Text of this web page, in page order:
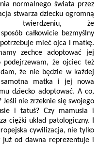
normalnego świata przez
stwarza dziecku ogromną
twierdzeniu, że
całkowicie bezmyślny
mieć ojca i matkę.
zechce adoptować jej
podejrzewam, że ojciec też
że nie będzie w każdej
matka i jej nowa
dziecko adoptować. A co,
Jeśli nie zrzeknie się swojego
i tatuś? Czy mamusia i
ciężki układ patologiczny. I
cywilizacja, nie tylko
już od dawna reprezentuje i